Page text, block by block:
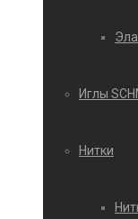
Иглы
Нитки